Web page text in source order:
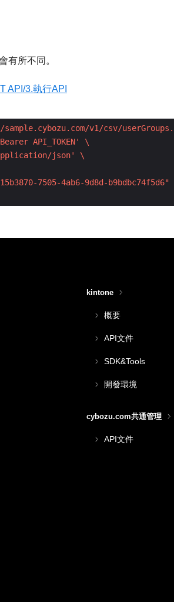
有所不同。
API/3.執行API
v1/csv/
API_TOKEN'
json'
kintone
概要
API文件
SDK&Tools
開發環境
cybozu.com共通管理
API文件